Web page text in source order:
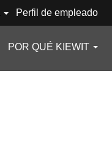
Perfil de empleado
POR QUÉ KIEWIT